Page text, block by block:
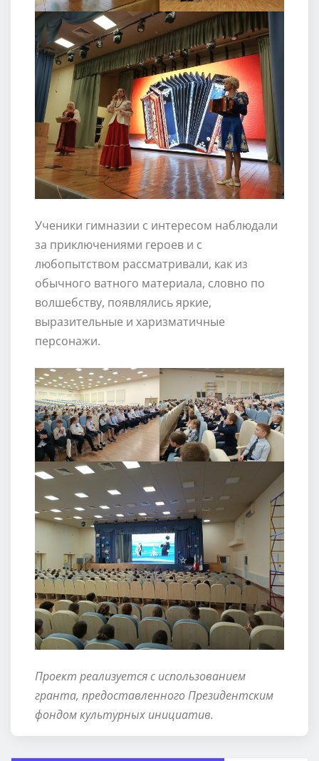
Ученики гимназии с интересом наблюдали
за приключениями героев и с
любопытством рассматривали, как из
обычного ватного материала, словно по
волшебству, появлялись яркие,
выразительные и харизматичные
персонажи.
Проект реализуется с использованием
гранта, предоставленного Президентским
фондом культурных инициатив.